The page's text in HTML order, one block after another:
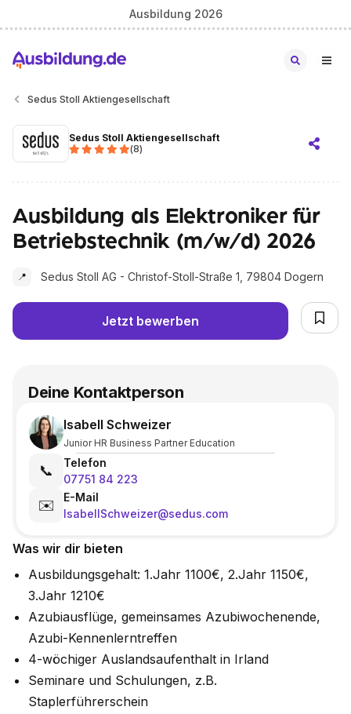
Ausbildung 2026
Sedus Stoll Aktiengesellschaft
Sedus Stoll Aktiengesellschaft
(8)
Ausbildung als Elektroniker für
Betriebstechnik (m/w/d) 2026
📍 Sedus Stoll AG - Christof-Stoll-Straße 1, 79804 Dogern
Jetzt bewerben
Was wir dir bieten
Ausbildungsgehalt: 1.Jahr 1100€, 2.Jahr 1150€,
3.Jahr 1210€
Azubiausflüge, gemeinsames Azubiwochenende,
Azubi-Kennenlerntreffen
4-wöchiger Auslandsaufenthalt in Irland
Seminare und Schulungen, z.B.
Staplerführerschein
Deine Kontaktperson
Isabell Schweizer
Junior HR Business Partner Education
📞
Telefon
07751 84 223
✉️
E-Mail
IsabellSchweizer@sedus.com